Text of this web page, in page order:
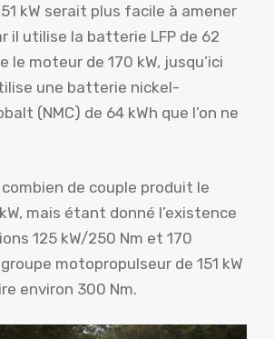
kW serait plus facile à amener
il utilise la batterie LFP de 62
le moteur de 170 kW, jusqu’ici
une batterie nickel-
(NMC) de 64 kWh que l’on ne
de couple produit le
mais étant donné l’existence
125 kW/250 Nm et 170
motopropulseur de 151 kW
environ 300 Nm.